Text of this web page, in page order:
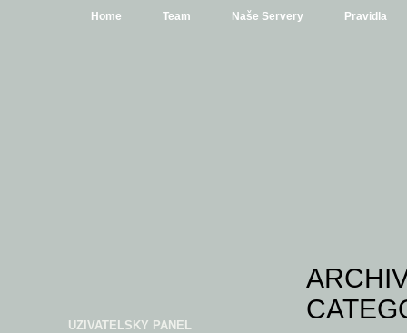
Home Team Naše Servery Pravidla
UZIVATELSKY PANEL